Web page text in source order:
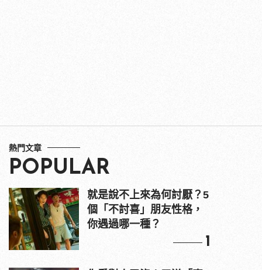
熱門文章
POPULAR
就是說不上來為何討厭？5
個「不討喜」朋友性格，
你遇過哪一種？
1